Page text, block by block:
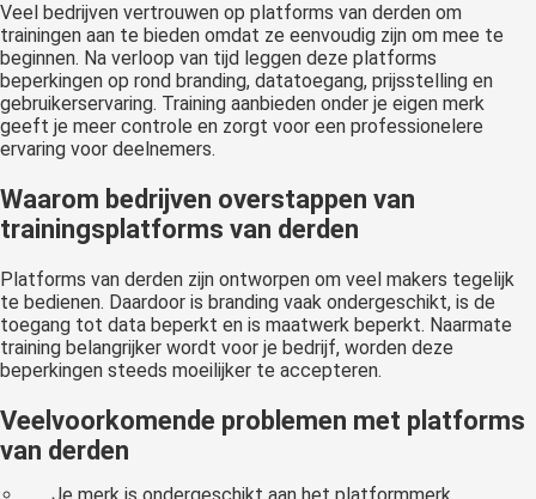
Veel bedrijven vertrouwen op platforms van derden om
trainingen aan te bieden omdat ze eenvoudig zijn om mee te
beginnen. Na verloop van tijd leggen deze platforms
beperkingen op rond branding, datatoegang, prijsstelling en
gebruikerservaring. Training aanbieden onder je eigen merk
geeft je meer controle en zorgt voor een professionelere
ervaring voor deelnemers.
Waarom bedrijven overstappen van
trainingsplatforms van derden
Platforms van derden zijn ontworpen om veel makers tegelijk
te bedienen. Daardoor is branding vaak ondergeschikt, is de
toegang tot data beperkt en is maatwerk beperkt. Naarmate
training belangrijker wordt voor je bedrijf, worden deze
beperkingen steeds moeilijker te accepteren.
Veelvoorkomende problemen met platforms
van derden
van